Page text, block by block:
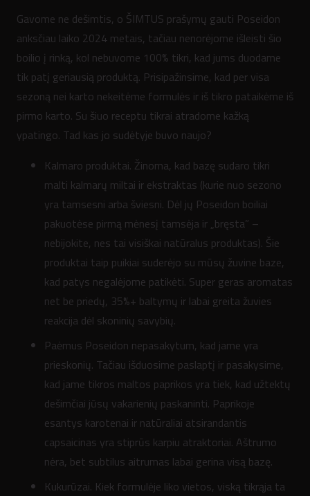
Gavome ne dešimtis, o ŠIMTUS prašymų gauti Poseidon
anksčiau laiko 2024 metais, tačiau nenorėjome išleisti šio
boilio į rinką, kol nebuvome 100% tikri, kad jums duodame
tik patį geriausią produktą. Prisipažinsime, kad per visa
sezoną nei karto nekeitėme formulės ir iš tikro pataikėme iš
pirmo karto. Su šiuo receptu tikrai atradome kažką
ypatingo. Tad kas jo sudėtyje buvo naujo?
Kalmaro produktai. Žinoma, kad bazę sudaro tikri
malti kalmarų miltai ir ekstraktas (kurie nuo sezono
yra tamsesni arba šviesni. Dėl jų Poseidon boiliai
pakuotėse pirmą mėnesį tamsėja ir „bręsta” –
nebijokite, nes tai visiškai natūralus produktas). Šie
produktai taip puikiai suderėjo su mūsų žuvine baze,
kad patys negalėjome patikėti. Super geras aromatas
net be priedų, 35%+ baltymų ir labai greita žuvies
reakcija dėl skoninių savybių.
Paėmus Poseidon nepasakytum, kad jame yra
prieskonių. Tačiau išduosime paslaptį ir pasakysime,
kad jame tikros maltos paprikos yra tiek, kad užtektų
dešimčiai jūsų vakarienių paskaninti. Paprikoje
esantys karotenai ir natūraliai atsirandantis
capsaicinas yra stiprūs karpiu atraktoriai. Aštrumo
nėra, bet subtilus aitrumas labai gerina visą bazę.
Kukurūzai. Kiek formulėje liko vietos, viską tikrąja ta